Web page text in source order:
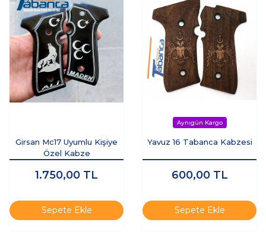
Girsan Mc17 Uyumlu Kişiye
Özel Kabze
1.750,00 TL
Sepete Ekle
Yavuz 16 Tabanca Kabzesi
600,00 TL
Sepete Ekle